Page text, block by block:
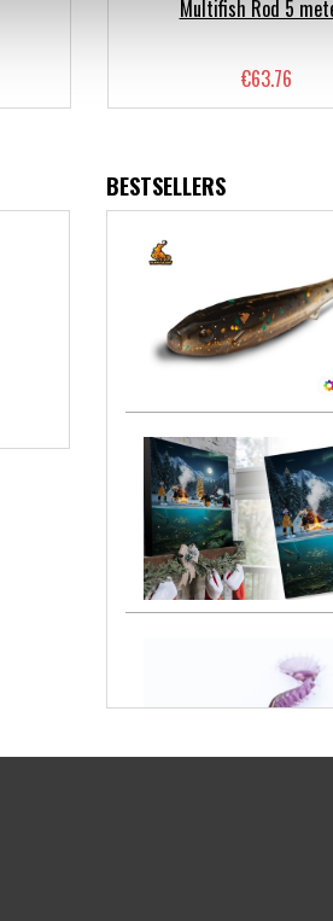
Multifish Rod 5
€63.76
BESTSELLERS